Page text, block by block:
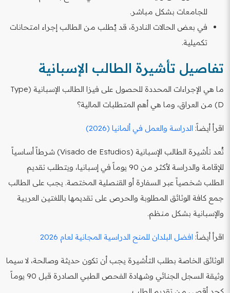
للجامعات بشكل مباشر.
في بعض الحالات النادرة، قد يُطلب من الطالب إجراء امتحانات
تكميلية.
تفاصيل تأشيرة الطالب الإسبانية
ما هي الإجراءات المحددة للحصول على فيزا الطالب الإسبانية (Type
D) من العراق، وما هي أهم المتطلبات المالية؟
اقرأ أيضاً: الدراسة والعمل في ألمانيا (2026)
تُعد تأشيرة الطالب الإسبانية (Visado de Estudios) شرطاً أساسياً
للإقامة والدراسة لأكثر من 90 يوماً في إسبانيا، ويتطلب تقديم
الطلب شخصياً عبر السفارة أو القنصلية المختصة. يجب على الطالب
جمع كافة الوثائق المطلوبة والحرص على تقديمها باللغتين العربية
والإسبانية بشكل منظم.
اقرأ أيضاً: افضل البلدان للمنح الدراسية المجانية لعام 2026
الوثائق الخاصة بطلب التأشيرة يجب أن تكون حديثة وصالحة، لا سيما
وثيقة السجل الجنائي وشهادة الفحص الطبي الصادرة قبل 90 يوماً